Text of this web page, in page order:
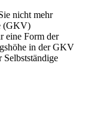
nicht mehr
(GKV)
eine Form der
in der GKV